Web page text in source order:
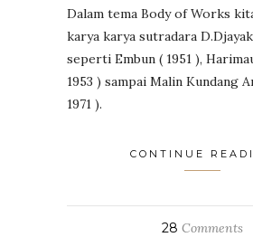
Dalam tema Body of Works
karya karya sutradara
seperti Embun ( 1951 ),
1953 ) sampai Malin Kundang
1971 ).
CONTINUE
28 Comments